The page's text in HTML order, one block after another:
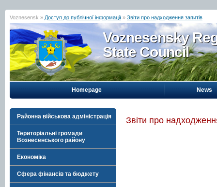
Voznesensk » Доступ до публічної інформації » Звіти про надходження запитів
Voznesensky
State Council
Homepage News
Районна військова адміністрація
Територіальні громади
Вознесенського району
Економіка
Сфера фінансів та бюджету
Звіти про